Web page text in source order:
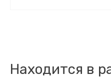
Находится в